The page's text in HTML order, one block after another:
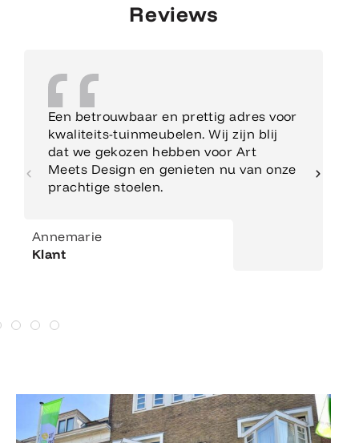
Reviews
Een betrouwbaar en prettig adres voor
kwaliteits-tuinmeubelen. Wij zijn blij
dat we gekozen hebben voor Art
Meets Design en genieten nu van onze
prachtige stoelen.
Annemarie
Klant